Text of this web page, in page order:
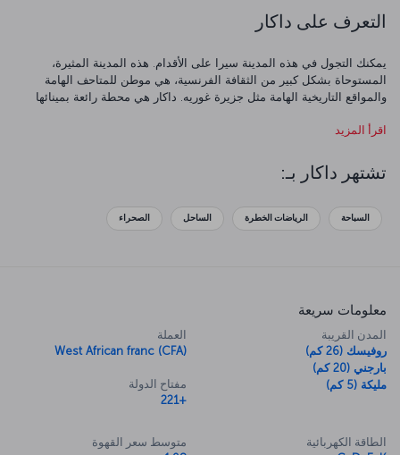
التعرف على داكار
يمكنك التجول في هذه المدينة سيرا على الأقدام. هذه المدينة المثيرة،
المستوحاة بشكل كبير من الثقافة الفرنسية، هي موطن للمتاحف الهامة
والمواقع التاريخية الهامة مثل جزيرة غوريه. داكار هي محطة رائعة بمينائها
اقرأ المزيد
تشتهر داكار بـ:
السباحة الرياضات الخطرة الساحل الصحراء
معلومات سريعة
المدن القريبة
روفيسك (26 كم)
بارجني (20 كم)
مليكة (5 كم)
العملة
West African franc (CFA)
مفتاح الدولة
+221
الطاقة الكهربائية
متوسط سعر القهوة